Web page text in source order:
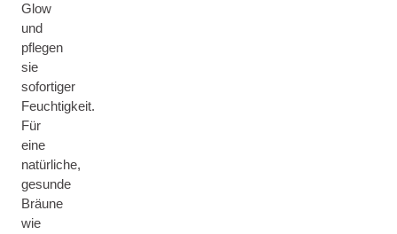
Glow
und
pflegen
sie
sofortiger
Feuchtigkeit.
Für
eine
natürliche,
gesunde
Bräune
wie